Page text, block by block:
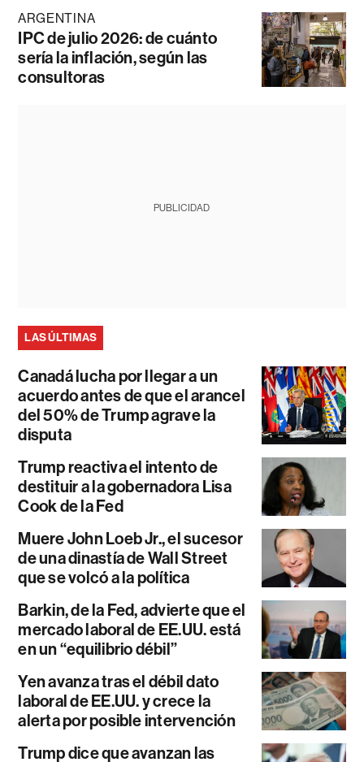
ARGENTINA
IPC de julio 2026: de cuánto
sería la inflación, según las
consultoras
PUBLICIDAD
LAS ÚLTIMAS
Canadá lucha por llegar a un
acuerdo antes de que el arancel
del 50% de Trump agrave la
disputa
Trump reactiva el intento de
destituir a la gobernadora Lisa
Cook de la Fed
Muere John Loeb Jr., el sucesor
de una dinastía de Wall Street
que se volcó a la política
Barkin, de la Fed, advierte que el
mercado laboral de EE.UU. está
en un “equilibrio débil”
Yen avanza tras el débil dato
laboral de EE.UU. y crece la
alerta por posible intervención
Trump dice que avanzan las